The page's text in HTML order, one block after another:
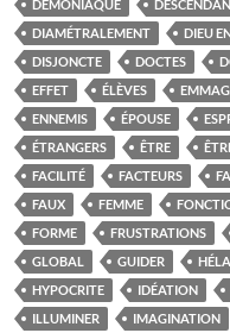
DÉMONIAQUE
DIAMÉTRALEMENT
DIEU
DISJONCTE
DOCTES
EFFET
ÉLÈVES
ENNEMIS
ÉPOUSE
ÉTRANGERS
ÊTRE
FACILITÉ
FACTEURS
FAUX
FEMME
FORME
FRUSTRATIONS
GLOBAL
GUIDER
HYPOCRITE
IDÉATION
ILLUMINER
IMAGINATION